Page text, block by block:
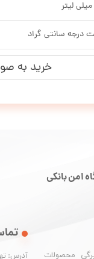
درجه سانتی گراد
خرید به
محصولات آدرس:
امن بانکی